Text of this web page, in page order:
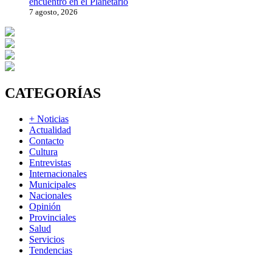
7 agosto, 2026
CATEGORÍAS
+ Noticias
Actualidad
Contacto
Cultura
Entrevistas
Internacionales
Municipales
Nacionales
Opinión
Provinciales
Salud
Servicios
Tendencias